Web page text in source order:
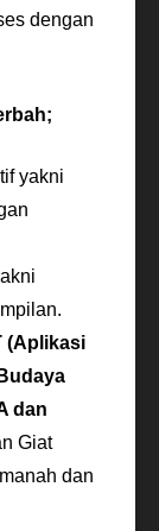
dengan
yakni
(Aplikasi
dan
Giat
dan